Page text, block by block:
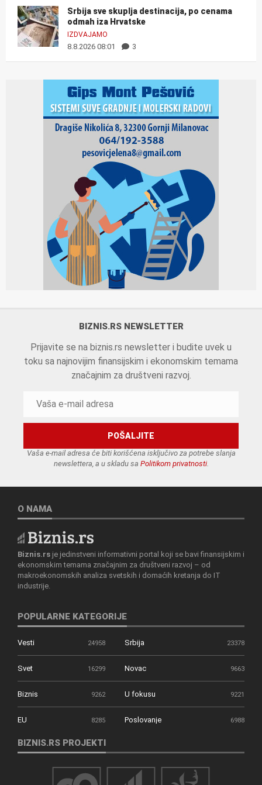
Srbija sve skuplja destinacija, po cenama
odmah iza Hrvatske
IZDVAJAMO
8.8.2026 08:01 3
BIZNIS.RS NEWSLETTER
Prijavite se na biznis.rs newsletter i budite uvek u
toku sa najnovijim finansijskim i ekonomskim temama
značajnim za društveni razvoj.
Vaša e-mail adresa će biti korišćena isključivo za potrebe slanja
newslettera, a u skladu sa Politikom privatnosti.
O NAMA
Biznis.rs je jedinstveni informativni portal koji se bavi finansijskim i
ekonomskim temama značajnim za društveni razvoj – od
makroekonomskih analiza svetskih i domaćih kretanja do IT
industrije.
POPULARNE KATEGORIJE
Vesti 24958 Srbija 23378
Svet 16299 Novac 9663
Biznis 9262 U fokusu 9221
EU 8285 Poslovanje 6988
BIZNIS.RS PROJEKTI